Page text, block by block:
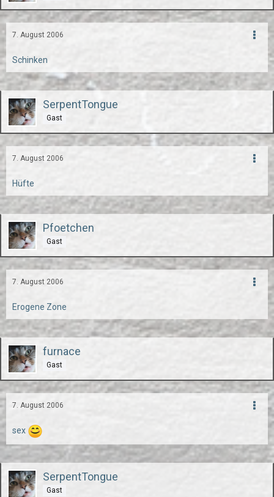
7. August 2006
Schinken
SerpentTongue
Gast
7. August 2006
Hüfte
Pfoetchen
Gast
7. August 2006
Erogene Zone
furnace
Gast
7. August 2006
sex
SerpentTongue
Gast